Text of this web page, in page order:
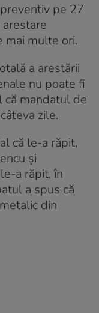
pe 27
mai multe ori.
a arestării
nu poate fi
că mandatul de
zile.
că le-a răpit,
și
a răpit, în
a spus că
din